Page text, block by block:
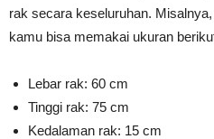
rak secara keseluruhan.
kamu bisa memakai ukuran
Lebar rak: 60 cm
Tinggi rak: 75 cm
Kedalaman rak: 15 cm